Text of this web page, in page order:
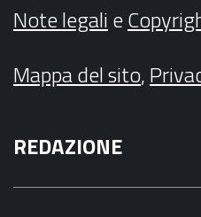
Note legalie
Mappa del sito,
REDAZIONE